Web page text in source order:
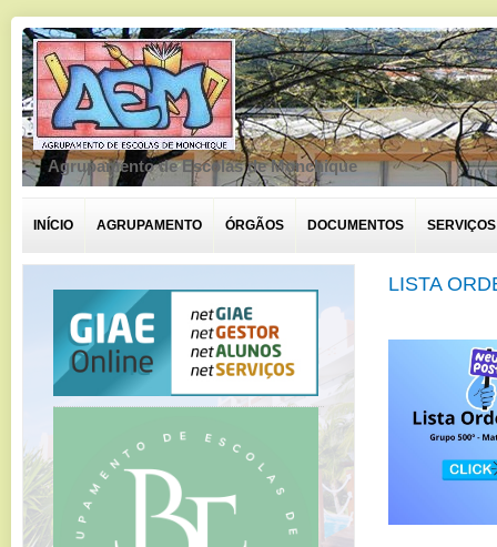
Agrupamento de Escolas de Monchique
INÍCIO AGRUPAMENTO ÓRGÃOS DOCUMENTOS SERVIÇOS
LISTA